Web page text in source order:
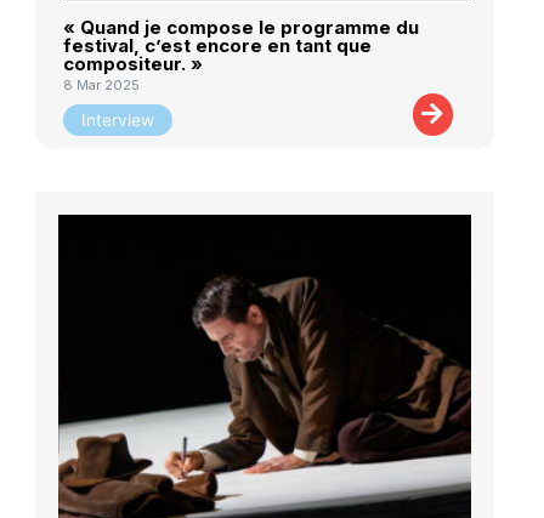
« Quand je compose le programme du
festival, c’est encore en tant que
compositeur. »
8 Mar 2025
Interview